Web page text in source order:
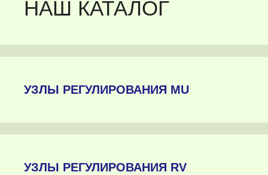
НАШ КАТАЛОГ
УЗЛЫ РЕГУЛИРОВАНИЯ MU
УЗЛЫ РЕГУЛИРОВАНИЯ RV